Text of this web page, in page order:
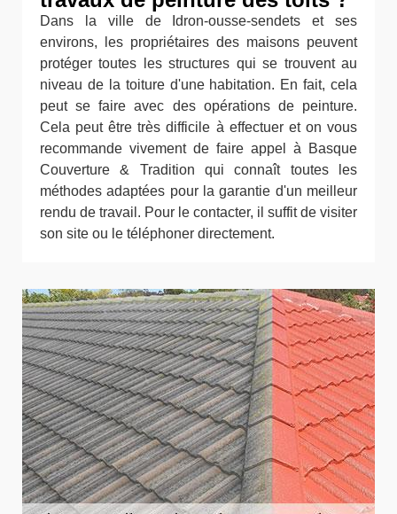
Dans la ville de Idron-ousse-sendets et ses
environs, les propriétaires des maisons peuvent
protéger toutes les structures qui se trouvent au
niveau de la toiture d'une habitation. En fait, cela
peut se faire avec des opérations de peinture.
Cela peut être très difficile à effectuer et on vous
recommande vivement de faire appel à Basque
Couverture & Tradition qui connaît toutes les
méthodes adaptées pour la garantie d'un meilleur
rendu de travail. Pour le contacter, il suffit de visiter
son site ou le téléphoner directement.